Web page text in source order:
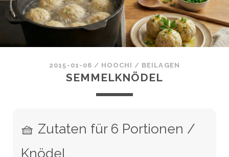
2015-01-06 / HOOCHI / BEILAGEN
SEMMELKNÖDEL
🧺 Zutaten für 6 Portionen /
Knödel